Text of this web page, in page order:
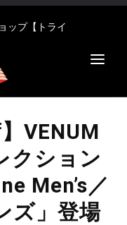
ップ【トライ
VENUM
クション
Men’s／
ズ」登場